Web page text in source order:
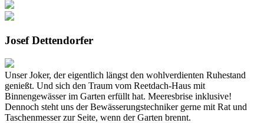
Josef Dettendorfer
Unser Joker, der eigentlich längst den wohlverdienten Ruhestand
genießt. Und sich den Traum vom Reetdach-Haus mit
Binnengewässer im Garten erfüllt hat. Meeresbrise inklusive!
Dennoch steht uns der Bewässerungstechniker gerne mit Rat und
Taschenmesser zur Seite, wenn der Garten brennt.